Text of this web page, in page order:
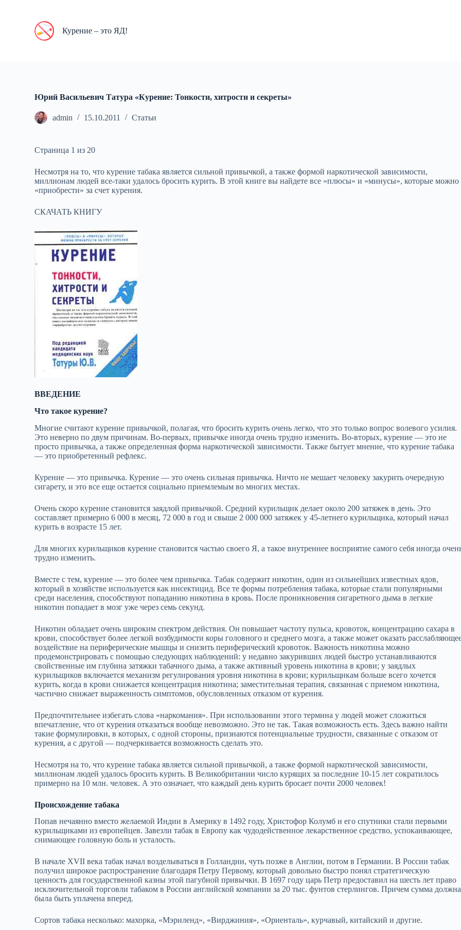
Курение – это ЯД!
Юрий Васильевич Татура «Курение: Тонкости, хитрости и секреты»
admin 15.10.2011 Статьи
Страница 1 из 20
Несмотря на то, что курение табака является сильной привычкой, а также формой наркотической зависимости,
миллионам людей все‑таки удалось бросить курить. В этой книге вы найдете все «плюсы» и «минусы», которые можно
«приобрести» за счет курения.
СКАЧАТЬ КНИГУ
ВВЕДЕНИЕ
Что такое курение?
Многие считают курение привычкой, полагая, что бросить курить очень легко, что это только вопрос волевого усилия.
Это неверно по двум причинам. Во‑первых, привычке иногда очень трудно изменить. Во‑вторых, курение — это не
просто привычка, а также определенная форма наркотической зависимости. Также бытует мнение, что курение табака
— это приобретенный рефлекс.
Курение — это привычка. Курение — это очень сильная привычка. Ничто не мешает человеку закурить очередную
сигарету, и это все еще остается социально приемлемым во многих местах.
Очень скоро курение становится заядлой привычкой. Средний курильщик делает около 200 затяжек в день. Это
составляет примерно 6 000 в месяц, 72 000 в год и свыше 2 000 000 затяжек у 45‑летнего курильщика, который начал
курить в возрасте 15 лет.
Для многих курильщиков курение становится частью своего Я, а такое внутреннее восприятие самого себя иногда
трудно изменить.
Вместе с тем, курение — это более чем привычка. Табак содержит никотин, один из сильнейших известных ядов,
который в хозяйстве используется как инсектицид. Все те формы потребления табака, которые стали популярными
среди населения, способствуют попаданию никотина в кровь. После проникновения сигаретного дыма в легкие
никотин попадает в мозг уже через семь секунд.
Никотин обладает очень широким спектром действия. Он повышает частоту пульса, кровоток, концентрацию сахара в
крови, способствует более легкой возбудимости коры головного и среднего мозга, а также может оказать
воздействие на периферические мышцы и снизить периферический кровоток. Важность никотина можно
продемонстрировать с помощью следующих наблюдений: у недавно закуривших людей быстро устанавливаются
свойственные им глубина затяжки табачного дыма, а также активный уровень никотина в крови; у заядлых
курильщиков включается механизм регулирования уровня никотина в крови; курильщикам больше всего хочется
курить, когда в крови снижается концентрация никотина; заместительная терапия, связанная с приемом никотина,
частично снижает выраженность симптомов, обусловленных отказом от курения.
Предпочтительнее избегать слова «наркомания». При использовании этого термина у людей может сложиться
впечатление, что от курения отказаться вообще невозможно. Это не так. Такая возможность есть. Здесь важно найти
такие формулировки, в которых, с одной стороны, признаются потенциальные трудности, связанные с отказом от
курения, а с другой — подчеркивается возможность сделать это.
Несмотря на то, что курение табака является сильной привычкой, а также формой наркотической зависимости,
миллионам людей удалось бросить курить. В Великобритании число курящих за последние 10-15 лет сократилось
примерно на 10 млн. человек. А это означает, что каждый день курить бросает почти 2000 человек!
Происхождение табака
Попав нечаянно вместо желаемой Индии в Америку в 1492 году, Христофор Колумб и его спутники стали первыми
курильщиками из европейцев. Завезли табак в Европу как чудодейственное лекарственное средство, успокаивающее,
снимающее головную боль и усталость.
В начале XVII века табак начал возделываться в Голландии, чуть позже в Англии, потом в Германии. В России табак
получил широкое распространение благодаря Петру Первому, который довольно быстро понял стратегическую
ценность для государственной казны этой пагубной привычки. В 1697 году царь Петр предоставил на шесть лет право
исключительной торговли табаком в России английской компании за 20 тыс. фунтов стерлингов. Причем сумма должна
была быть уплачена вперед.
Сортов табака несколько: махорка, «Мэриленд», «Вирджиния», «Ориенталь», курчавый, китайский и другие.